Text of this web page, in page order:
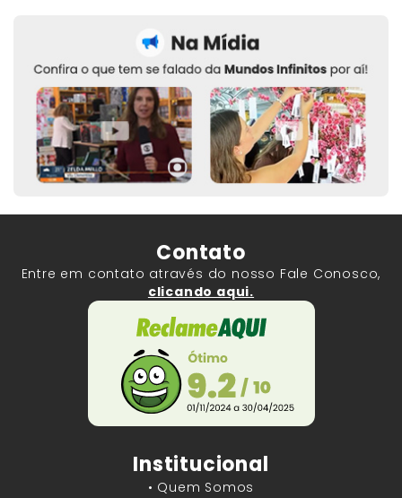
Contato
Entre em contato através do nosso Fale Conosco,
clicando aqui.
Institucional
• Quem Somos